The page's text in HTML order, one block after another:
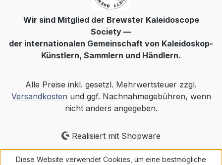
Wir sind Mitglied der Brewster Kaleidoscope
Society —
der internationalen Gemeinschaft von Kaleidoskop-
Künstlern, Sammlern und Händlern.
Alle Preise inkl. gesetzl. Mehrwertsteuer zzgl.
Versandkosten und ggf. Nachnahmegebühren, wenn
nicht anders angegeben.
Realisiert mit Shopware
Diese Website verwendet Cookies, um eine bestmögliche